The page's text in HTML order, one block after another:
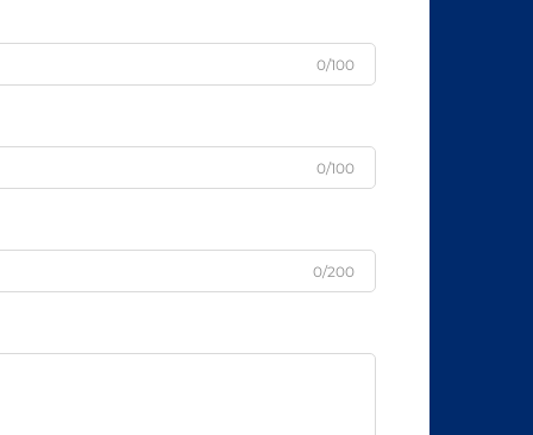
0/100
0/100
0/200